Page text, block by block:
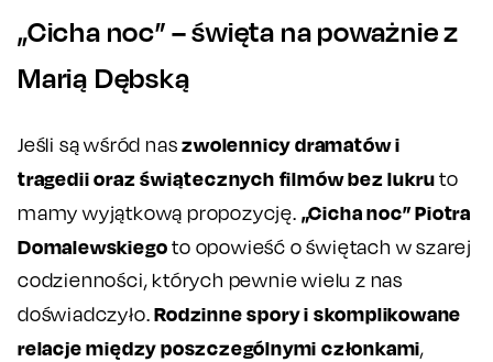
„Cicha noc” – święta na poważnie z
Marią Dębską
Jeśli są wśród naszwolennicy dramatów i
tragedii oraz świątecznych filmów bez lukruto
mamy wyjątkową propozycję. „Cicha noc” Piotra
Domalewskiegoto opowieść o świętach w szarej
codzienności, których pewnie wielu z nas
doświadczyło.Rodzinne spory i skomplikowane
relacje między poszczególnymi członkami,